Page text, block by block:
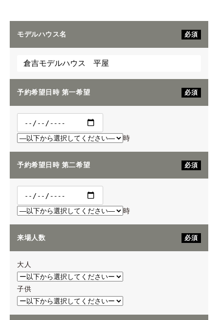
モデルハウス名 必須
予約希望日時 第一希望 必須
時
予約希望日時 第二希望 必須
時
来場人数 必須
大人
子供